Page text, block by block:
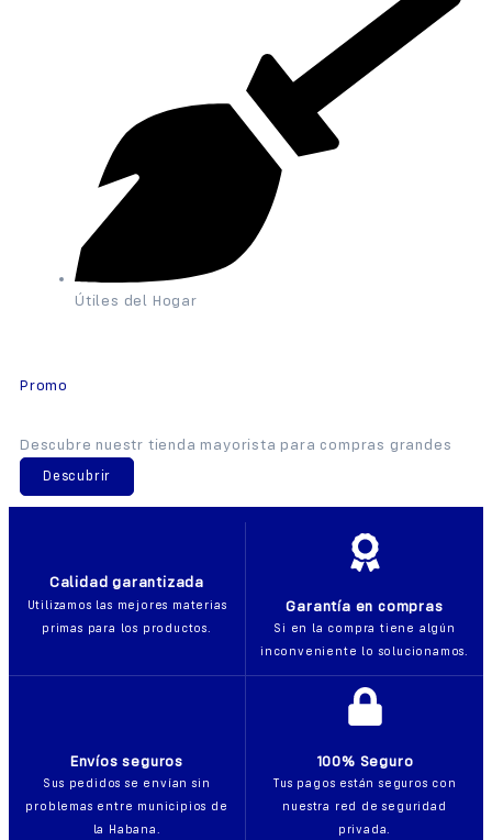
Útiles del Hogar
Promo
Descubre nuestr tienda mayorista para compras grandes
Descubrir
Calidad garantizada
Utilizamos las mejores materias
primas para los productos.
Garantía en compras
Si en la compra tiene algún
inconveniente lo solucionamos.
Envíos seguros
Sus pedidos se envían sin
problemas entre municipios de
la Habana.
100% Seguro
Tus pagos están seguros con
nuestra red de seguridad
privada.